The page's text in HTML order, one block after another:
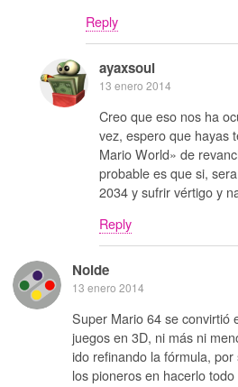
Reply
ayaxsoul
13 enero 2014
Creo que eso nos ha
vez, espero que hayas
Mario World» de
probable es que si,
2034 y sufrir vértigo y
Reply
Noide
13 enero 2014
Super Mario 64 se convirtió
juegos en 3D, ni más ni
ido refinando la fórmula,
los pioneros en hacerlo